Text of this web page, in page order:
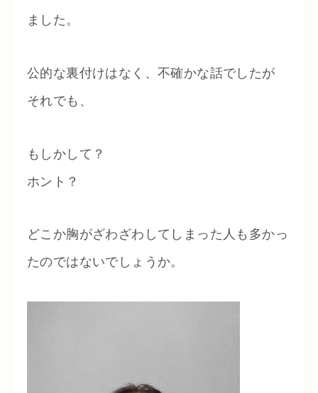
ました。
公的な裏付けはなく、不確かな話でしたが
それでも、
もしかして？
ホント？
どこか胸がざわざわしてしまった人も多かっ
たのではないでしょうか。